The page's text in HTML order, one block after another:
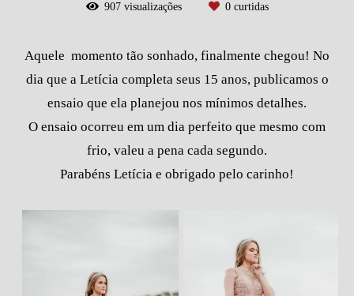
907visualizações 0curtidas
Aquele momento tão sonhado, finalmente chegou! No
dia que a Letícia completa seus 15 anos, publicamos o
ensaio que ela planejou nos mínimos detalhes.
O ensaio ocorreu em um dia perfeito que mesmo com
frio, valeu a pena cada segundo.
Parabéns Letícia e obrigado pelo carinho!